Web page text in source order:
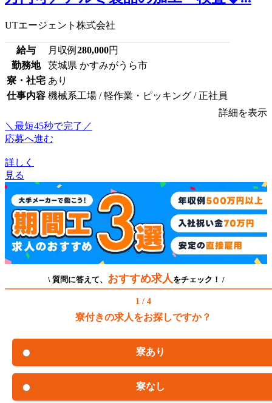
UTエージェント株式会社
給与 月収例 280,000円
勤務地
茨城県 かすみがうら市
寮・社宅 あり
仕事内容 機械系工場 / 軽作業・ピッキング / 正社員
詳細を表示
＼最短45秒で完了／
応募へ進む
詳しく
見る
\ 質問に答えて、 おすすめ求人 をチェック！ /
1 / 4
寮付きの求人をお探しですか？
寮あり
寮なし